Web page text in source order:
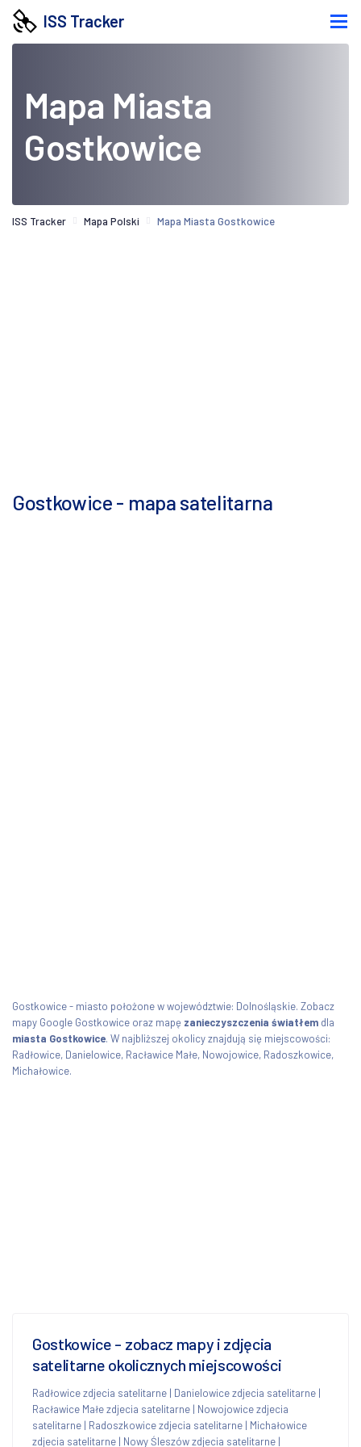
ISS Tracker
Mapa Miasta
Gostkowice
ISS Tracker Mapa Polski Mapa Miasta Gostkowice
Gostkowice - mapa satelitarna
Gostkowice - miasto położone w województwie: Dolnośląskie. Zobacz
mapy Google Gostkowice oraz mapę zanieczyszczenia światłem dla
miasta Gostkowice. W najbliższej okolicy znajdują się miejscowości:
Radłowice, Danielowice, Racławice Małe, Nowojowice, Radoszkowice,
Michałowice.
Gostkowice - zobacz mapy i zdjęcia
satelitarne okolicznych miejscowości
Radłowice zdjecia satelitarne | Danielowice zdjecia satelitarne |
Racławice Małe zdjecia satelitarne | Nowojowice zdjecia
satelitarne | Radoszkowice zdjecia satelitarne | Michałowice
zdjecia satelitarne | Nowy Śleszów zdjecia satelitarne |